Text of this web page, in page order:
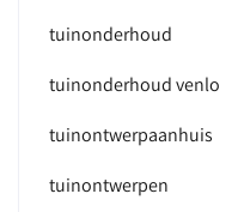
tuinonderhoud
tuinonderhoud venlo
tuinontwerpaanhuis
tuinontwerpen